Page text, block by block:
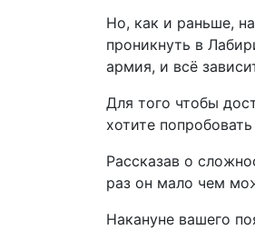
Но, как и раньше,
проникнуть в
армия, и всё
Для того чтобы
хотите
Рассказав о
раз он мало чем
Накануне вашего